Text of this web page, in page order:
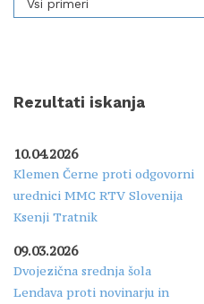
Vsi primeri
Rezultati iskanja
10.04.2026
Klemen Černe proti odgovorni
urednici MMC RTV Slovenija
Ksenji Tratnik
09.03.2026
Dvojezična srednja šola
Lendava proti novinarju in